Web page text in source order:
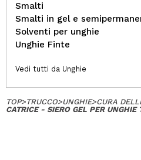
Smalti
Smalti in gel e
Solventi per unghie
Unghie Finte
Vedi tutti da Unghie
TOP>TRUCCO>UNGHIE>CURA
CATRICE - SIERO GEL PER UNGHIE